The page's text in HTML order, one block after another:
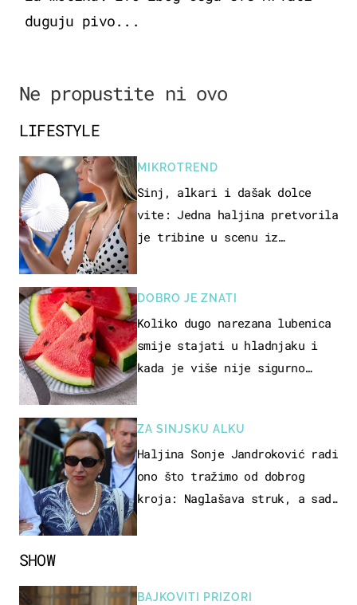
duguju pivo...
Ne propustite ni ovo
SHOW
BAJKOVITI PRIZORI
LIFESTYLE
MIKROTREND
Sinj, alkari i dašak dolce
vite: Jedna haljina pretvorila
je tribine u scenu iz
DOBRO JE ZNATI
Koliko dugo narezana lubenica
smije stajati u hladnjaku i
kada je više nije sigurno
ZA SINJSKU ALKU
Haljina Sonje Jandroković radi
ono što tražimo od dobrog
kroja: Naglašava struk, a sada